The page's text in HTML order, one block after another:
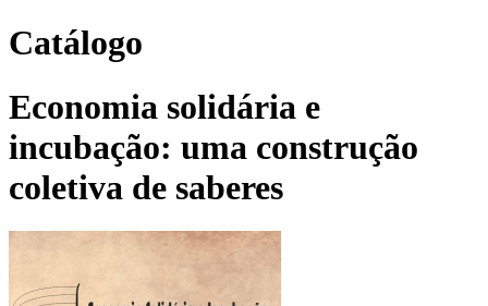
Catálogo
Economia solidária e
incubação: uma construção
coletiva de saberes